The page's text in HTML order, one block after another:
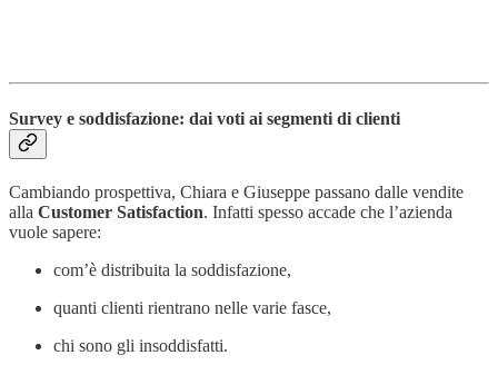
Survey e soddisfazione: dai voti ai segmenti di clienti
Cambiando prospettiva, Chiara e Giuseppe passano dalle vendite
alla Customer Satisfaction. Infatti spesso accade che l’azienda
vuole sapere:
com’è distribuita la soddisfazione,
quanti clienti rientrano nelle varie fasce,
chi sono gli insoddisfatti.